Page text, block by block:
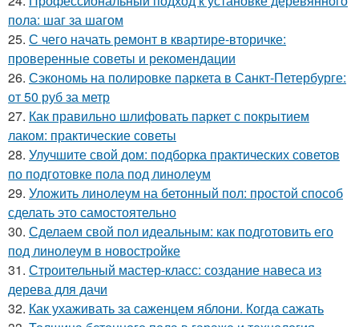
пола: шаг за шагом
25. С чего начать ремонт в квартире-вторичке:
проверенные советы и рекомендации
26. Сэкономь на полировке паркета в Санкт-Петербурге:
от 50 руб за метр
27. Как правильно шлифовать паркет с покрытием
лаком: практические советы
28. Улучшите свой дом: подборка практических советов
по подготовке пола под линолеум
29. Уложить линолеум на бетонный пол: простой способ
сделать это самостоятельно
30. Сделаем свой пол идеальным: как подготовить его
под линолеум в новостройке
31. Строительный мастер-класс: создание навеса из
дерева для дачи
32. Как ухаживать за саженцем яблони. Когда сажать